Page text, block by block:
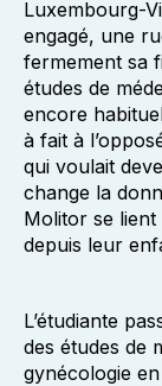
Luxembourg-
engagé, une
fermement sa
études de
encore
à fait à
qui voulait
change la
Molitor se lient
depuis leur
L’étudiante
des études de
gynécologie